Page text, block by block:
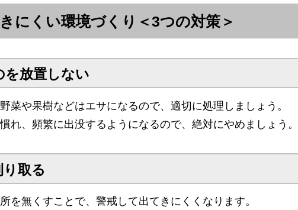
にくい環境づくり＜3つの対策＞
を放置しない
菜や果樹などはエサになるので、適切に処理しましょう。
れ、頻繁に出没するようになるので、絶対にやめましょう。
取る
を無くすことで、警戒して出てきにくくなります。